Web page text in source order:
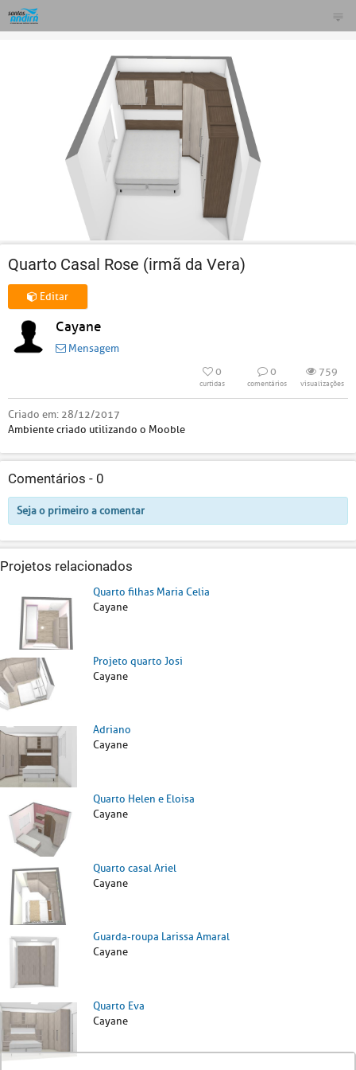
Quarto Casal Rose (irmã da Vera)
Editar
Cayane
Mensagem
0
curtidas
0
comentários
759
visualizações
Criado em: 28/12/2017
Ambiente criado utilizando o Mooble
Comentários - 0
Seja o primeiro a comentar
Projetos relacionados
Quarto filhas Maria Celia
Cayane
Projeto quarto Josi
Cayane
Adriano
Cayane
Quarto Helen e Eloisa
Cayane
Quarto casal Ariel
Cayane
Guarda-roupa Larissa Amaral
Cayane
Quarto Eva
Cayane